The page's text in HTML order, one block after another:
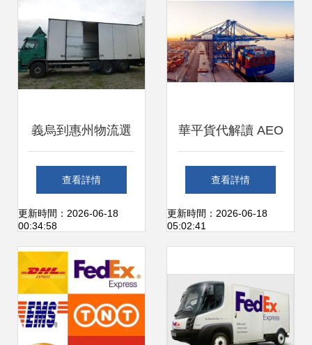
義烏到惠州物流選
擇全攻略 如何找到
靠譜的貨運代理
查看詳情
更新時間：2026-06-18
00:34:58
華平貨代解讀 AEO
國際互認如何改變
全球貨運格局
查看詳情
更新時間：2026-06-18
05:02:41